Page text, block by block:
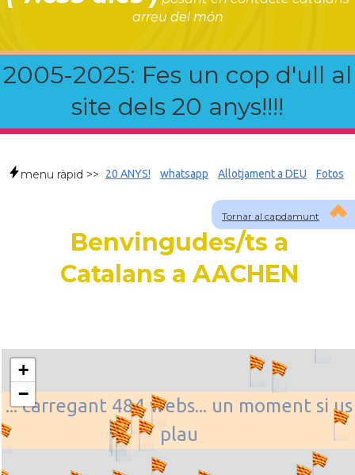
arreu del món
2005-2025: Fes un cop d'ull al
site dels 20 anys!!!!
Tornar al capdamunt
menu ràpid >> 20 ANYS! whatsapp Allotjament a DEU Fotos
Benvingudes/ts a
Catalans a AACHEN
... carregant 484 webs... un moment si us
plau
+
−